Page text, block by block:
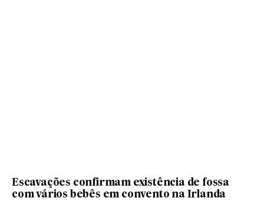
Escavações confirmam existência de fossa
com vários bebês em convento na Irlanda